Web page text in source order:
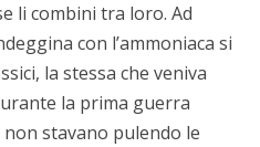
li combini tra loro. Ad
con l’ammoniaca si
la stessa che veniva
la prima guerra
stavano pulendo le